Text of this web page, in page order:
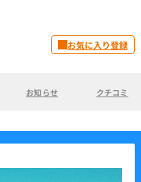
お気に入り登録
お知らせ クチコミ